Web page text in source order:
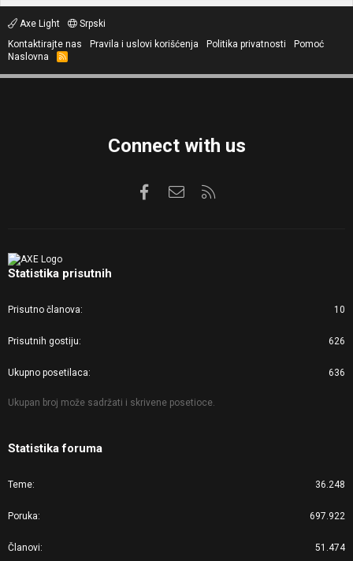
Axe Light
Srpski
Kontaktirajte nas
Pravila i uslovi korišćenja Politika privatnosti
Pomoć
Naslovna
R
S
Connect with us
FacebookKontaktirajte nas
Statistika prisutnih
Prisutno članova 10
Prisutnih gostiju 626
Ukupno posetilaca 636
Ukupan broj može sadržati i skrivene posetioce.
Statistika foruma
Teme 36.248
Poruka 697.922
Članovi 51.474